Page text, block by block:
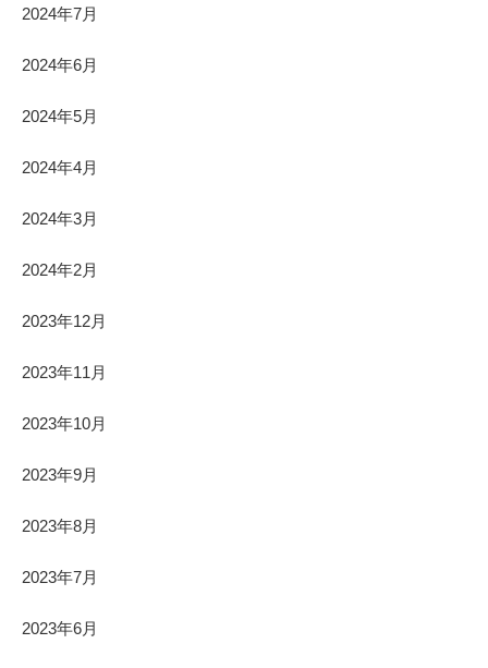
2024年7月
2024年6月
2024年5月
2024年4月
2024年3月
2024年2月
2023年12月
2023年11月
2023年10月
2023年9月
2023年8月
2023年7月
2023年6月